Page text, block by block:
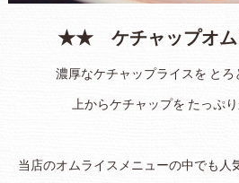
★★ ケチャップオ
濃厚なケチャップライスを と
上からケチャップを たっぷ
当店のオムライスメニューの中でも人